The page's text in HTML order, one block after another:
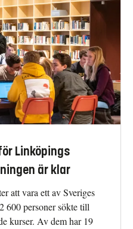
Linköpings
är klar
att vara ett av Sveriges
600 personer sökte till
kurser. Av dem har 19